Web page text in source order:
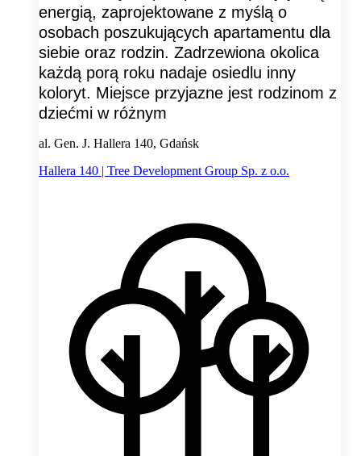
energią, zaprojektowane z myślą o
osobach poszukujących apartamentu dla
siebie oraz rodzin. Zadrzewiona okolica
każdą porą roku nadaje osiedlu inny
koloryt. Miejsce przyjazne jest rodzinom z
dziećmi w różnym
al. Gen. J. Hallera 140, Gdańsk
Hallera 140 | Tree Development Group Sp. z o.o.